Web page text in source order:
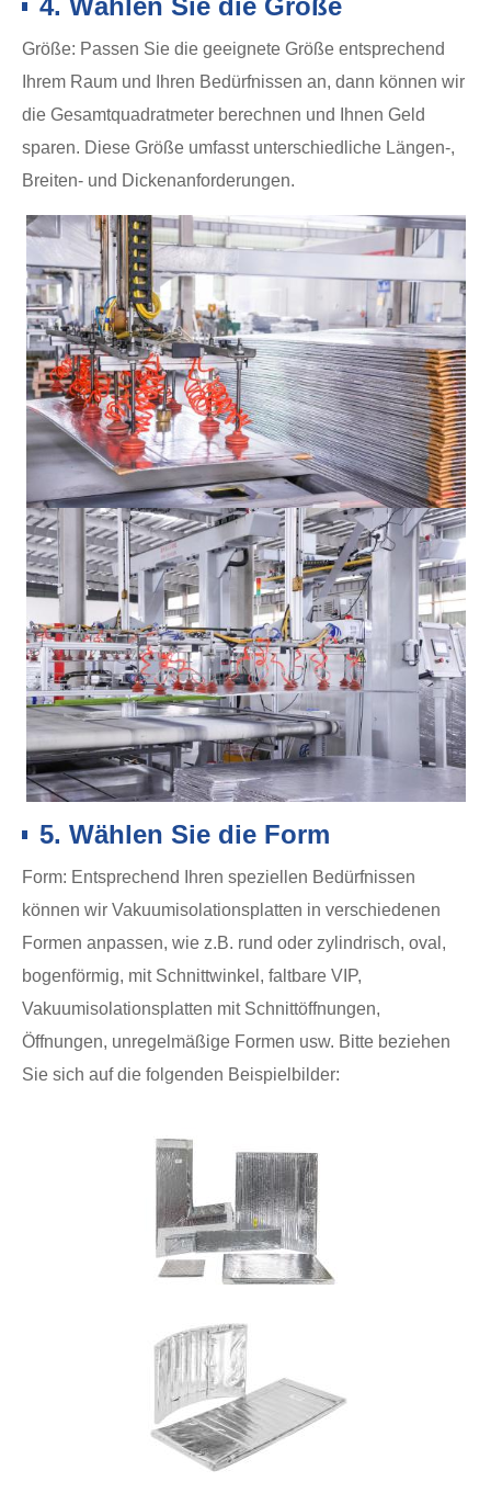
4. Wählen Sie die Größe
Größe: Passen Sie die geeignete Größe entsprechend
Ihrem Raum und Ihren Bedürfnissen an, dann können wir
die Gesamtquadratmeter berechnen und Ihnen Geld
sparen. Diese Größe umfasst unterschiedliche Längen-,
Breiten- und Dickenanforderungen.
5. Wählen Sie die Form
Form: Entsprechend Ihren speziellen Bedürfnissen
können wir Vakuumisolationsplatten in verschiedenen
Formen anpassen, wie z.B. rund oder zylindrisch, oval,
bogenförmig, mit Schnittwinkel, faltbare VIP,
Vakuumisolationsplatten mit Schnittöffnungen,
Öffnungen, unregelmäßige Formen usw. Bitte beziehen
Sie sich auf die folgenden Beispielbilder: